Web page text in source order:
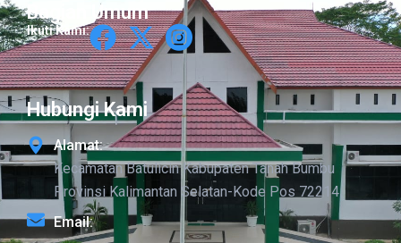
Bagian Umum
Ikuti Kami:
Hubungi Kami
Alamat:
Kecamatan Batulicin Kabupaten Tanah Bumbu
Provinsi Kalimantan Selatan-Kode Pos 72214
Email: